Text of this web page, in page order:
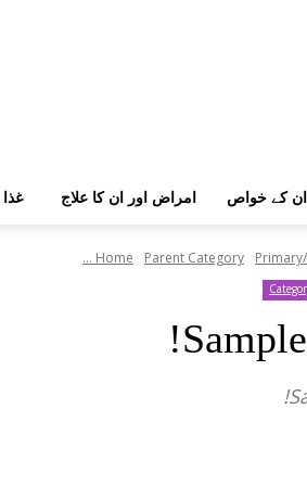
امراض اور ان کا علاج ان کے خواص
Home Parent Category